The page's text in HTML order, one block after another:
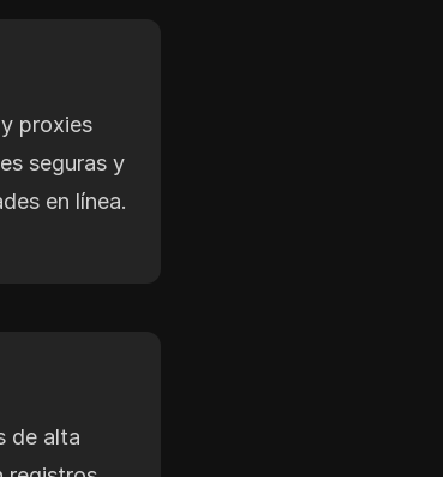
proxies
seguras y
en línea.
de alta